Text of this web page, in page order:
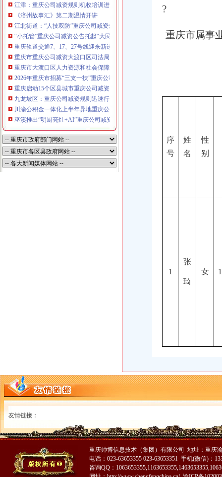
13320337068、（我们有长期合作的银
行，
江津：重庆公司减资规则机收培训进田间减损指导保丰收
《涪州故事汇》第二期温情开讲
江北街道：“人技双防”重庆公司减资规则守护两千群众安居梦
“小托管”重庆公司减资公告托起“大民生”——重庆假期公益托管服务深度观察
重庆轨道交通7、17、27号线迎来新进展，有你期待的重庆公司减资规则吗？
重庆市重庆公司减资大渡口区司法局新山村司法所走进平安社区开展未成年人
重庆市大渡口区人力资源和社会保障局关于2026年7月份认定符合特殊工种从
2026年重庆市招募“三支一扶”重庆公司减资规则计划人员公示（第一批）
重庆启动15个区县城市重庆公司减资内涝灾害Ⅳ级防御响应
九龙坡区：重庆公司减资规则迅速行动筑牢强降雨安全防线
川渝公积金一体化上半年异地重庆公司减资代办贷款突破7.48亿元
巫溪推出“明厨亮灶+AI”重庆公司减资规则守护外卖食品安全
?
重庆市属事
序
号
姓
名
性
别
1
张
琦
女
友情链接：
重庆帅博信息技术（集团）有限公司 地址：重庆
电话：023-63653355 023-63653351 手机(微信)：
咨询QQ：